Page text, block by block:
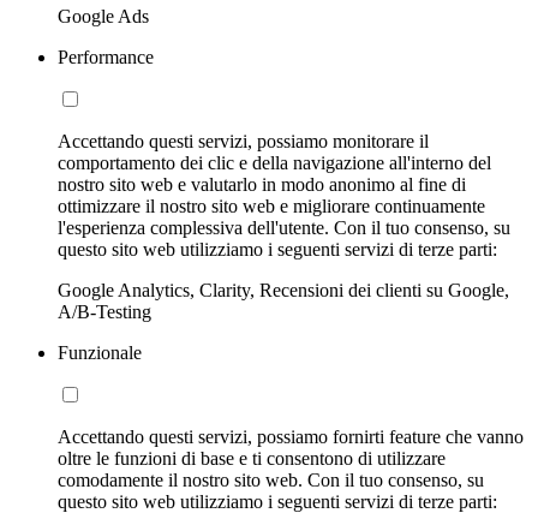
Google Ads
Performance
Accettando questi servizi, possiamo monitorare il
comportamento dei clic e della navigazione all'interno del
nostro sito web e valutarlo in modo anonimo al fine di
ottimizzare il nostro sito web e migliorare continuamente
l'esperienza complessiva dell'utente. Con il tuo consenso, su
questo sito web utilizziamo i seguenti servizi di terze parti:
Google Analytics, Clarity, Recensioni dei clienti su Google,
A/B-Testing
Funzionale
Accettando questi servizi, possiamo fornirti feature che vanno
oltre le funzioni di base e ti consentono di utilizzare
comodamente il nostro sito web. Con il tuo consenso, su
questo sito web utilizziamo i seguenti servizi di terze parti: